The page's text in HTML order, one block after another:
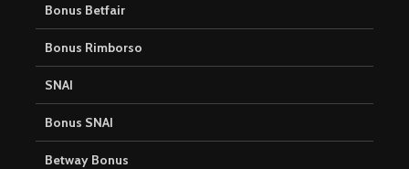
Bonus Betfair
Bonus Rimborso
SNAI
Bonus SNAI
Betway Bonus